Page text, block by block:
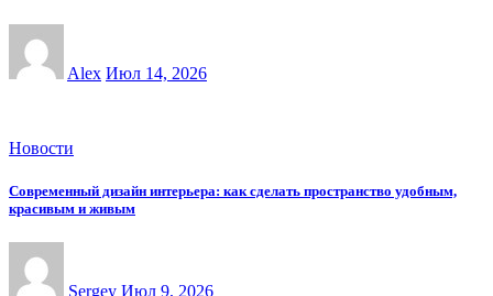
Alex Июл 14, 2026
Новости
Современный дизайн интерьера: как сделать пространство удобным,
красивым и живым
Sergey Июл 9, 2026